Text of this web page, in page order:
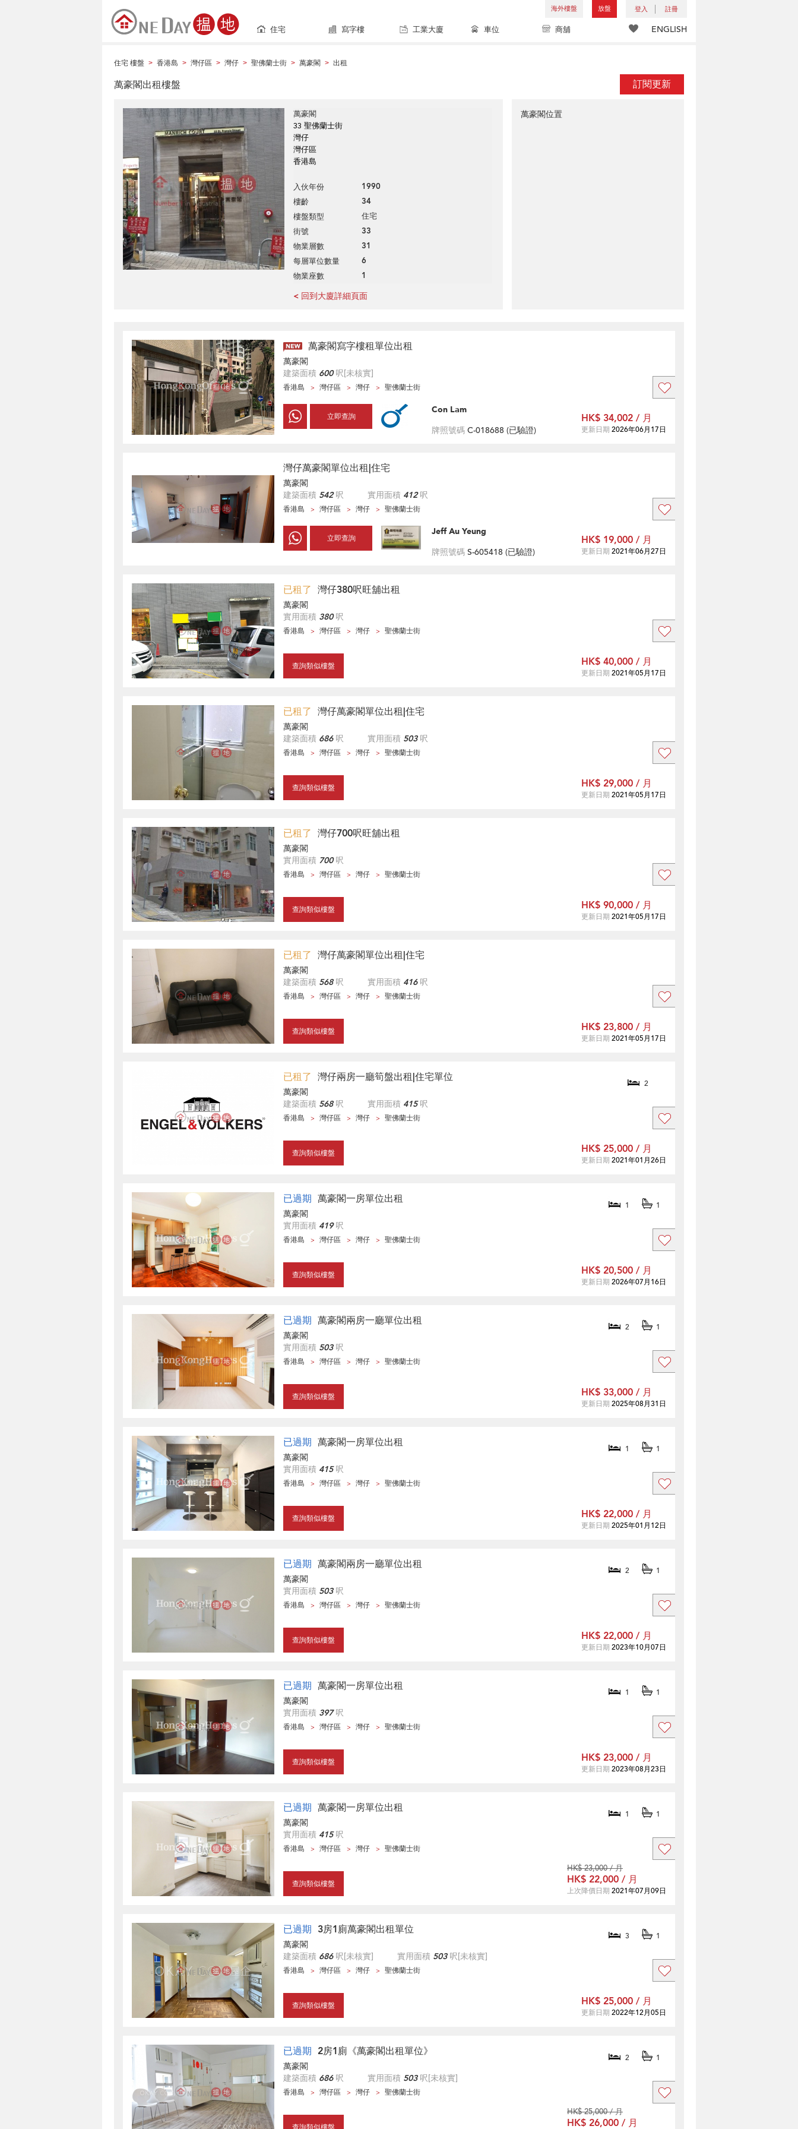
海外樓盤 放盤 登入 註冊
ENGLISH
住宅 寫字樓 工業大廈 車位 商舖
住宅 樓盤 > 香港島 > 灣仔區 > 灣仔 > 聖佛蘭士街 > 萬豪閣 > 出租
訂閱更新
萬豪閣出租樓盤
萬豪閣
33 聖佛蘭士街
灣仔
灣仔區
香港島
入伙年份 1990
樓齡 34
樓盤類型 住宅
街號 33
物業層數 31
每層單位數量 6
物業座數 1
< 回到大廈詳細頁面
萬豪閣位置
萬豪閣寫字樓租單位出租
萬豪閣
建築面積 600呎[未核實]
香港島 灣仔區 灣仔 聖佛蘭士街
立即查詢
Con Lam
牌照號碼 C-018688 (已驗證)
HK$ 34,002 / 月
更新日期 2026年06月17日
灣仔萬豪閣單位出租|住宅
萬豪閣
建築面積 542呎 實用面積 412呎
香港島 灣仔區 灣仔 聖佛蘭士街
立即查詢
Jeff Au Yeung
牌照號碼 S-605418 (已驗證)
HK$ 19,000 / 月
更新日期 2021年06月27日
已租了 灣仔380呎旺舖出租
萬豪閣
實用面積 380呎
香港島 灣仔區 灣仔 聖佛蘭士街
查詢類似樓盤 HK$ 40,000 / 月
更新日期 2021年05月17日
已租了 灣仔萬豪閣單位出租|住宅
萬豪閣
建築面積 686呎 實用面積 503呎
香港島 灣仔區 灣仔 聖佛蘭士街
查詢類似樓盤 HK$ 29,000 / 月
更新日期 2021年05月17日
已租了 灣仔700呎旺舖出租
萬豪閣
實用面積 700呎
香港島 灣仔區 灣仔 聖佛蘭士街
查詢類似樓盤 HK$ 90,000 / 月
更新日期 2021年05月17日
已租了 灣仔萬豪閣單位出租|住宅
萬豪閣
建築面積 568呎 實用面積 416呎
香港島 灣仔區 灣仔 聖佛蘭士街
查詢類似樓盤 HK$ 23,800 / 月
更新日期 2021年05月17日
已租了 灣仔兩房一廳筍盤出租|住宅單位 2
萬豪閣
建築面積 568呎 實用面積 415呎
香港島 灣仔區 灣仔 聖佛蘭士街
查詢類似樓盤 HK$ 25,000 / 月
更新日期 2021年01月26日
已過期 萬豪閣一房單位出租 1 1
萬豪閣
實用面積 419呎
香港島 灣仔區 灣仔 聖佛蘭士街
查詢類似樓盤 HK$ 20,500 / 月
更新日期 2026年07月16日
已過期 萬豪閣兩房一廳單位出租 2 1
萬豪閣
實用面積 503呎
香港島 灣仔區 灣仔 聖佛蘭士街
查詢類似樓盤 HK$ 33,000 / 月
更新日期 2025年08月31日
已過期 萬豪閣一房單位出租 1 1
萬豪閣
實用面積 415呎
香港島 灣仔區 灣仔 聖佛蘭士街
查詢類似樓盤 HK$ 22,000 / 月
更新日期 2025年01月12日
已過期 萬豪閣兩房一廳單位出租 2 1
萬豪閣
實用面積 503呎
香港島 灣仔區 灣仔 聖佛蘭士街
查詢類似樓盤 HK$ 22,000 / 月
更新日期 2023年10月07日
已過期 萬豪閣一房單位出租 1 1
萬豪閣
實用面積 397呎
香港島 灣仔區 灣仔 聖佛蘭士街
查詢類似樓盤 HK$ 23,000 / 月
更新日期 2023年08月23日
已過期 萬豪閣一房單位出租 1 1
萬豪閣
實用面積 415呎
香港島 灣仔區 灣仔 聖佛蘭士街
查詢類似樓盤
HK$ 23,000 / 月
HK$ 22,000 / 月
上次降價日期 2021年07月09日
已過期 3房1廁萬豪閣出租單位 3 1
萬豪閣
建築面積 686呎[未核實] 實用面積 503呎[未核實]
香港島 灣仔區 灣仔 聖佛蘭士街
查詢類似樓盤 HK$ 25,000 / 月
更新日期 2022年12月05日
已過期 2房1廁《萬豪閣出租單位》 2 1
萬豪閣
建築面積 686呎 實用面積 503呎[未核實]
香港島 灣仔區 灣仔 聖佛蘭士街
HK$ 25,000 / 月
HK$ 26,000 / 月